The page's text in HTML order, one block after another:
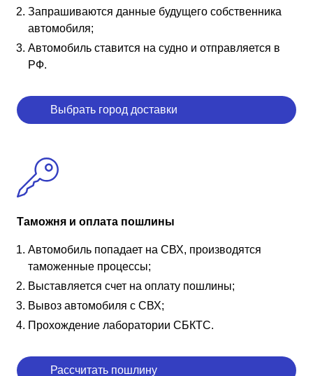
Запрашиваются данные будущего собственника
автомобиля;
Автомобиль ставится на судно и отправляется в
РФ.
Выбрать город доставки
Таможня и оплата пошлины
Автомобиль попадает на СВХ, производятся
таможенные процессы;
Выставляется счет на оплату пошлины;
Вывоз автомобиля с СВХ;
Прохождение лаборатории СБКТС.
Рассчитать пошлину